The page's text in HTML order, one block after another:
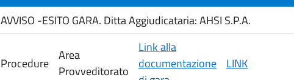
AVVISO -ESITO GARA. Ditta Aggiudicataria: AHSI S.P.A.
Procedure
Area
Provveditorato
Link alla
documentazione
LINK